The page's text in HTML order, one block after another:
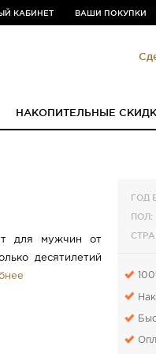
КАБИНЕТ ВАШИ ПОКУПКИ
НАКОПИТЕЛЬНЫЕ
для мужчин от
десятилетий
ГОД
ПОЛ: